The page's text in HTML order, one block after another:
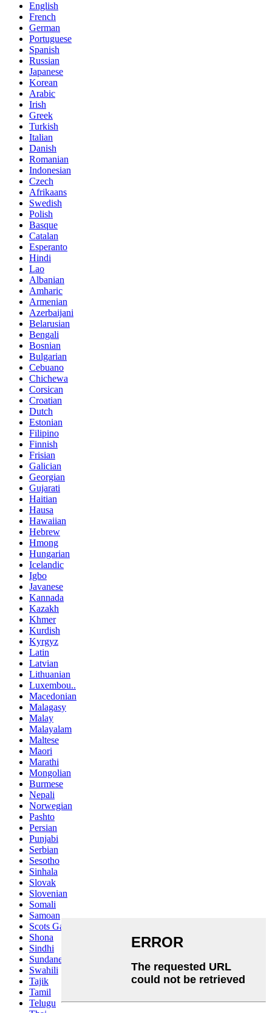
English
French
German
Portuguese
Spanish
Russian
Japanese
Korean
Arabic
Irish
Greek
Turkish
Italian
Danish
Romanian
Indonesian
Czech
Afrikaans
Swedish
Polish
Basque
Catalan
Esperanto
Hindi
Lao
Albanian
Amharic
Armenian
Azerbaijani
Belarusian
Bengali
Bosnian
Bulgarian
Cebuano
Chichewa
Corsican
Croatian
Dutch
Estonian
Filipino
Finnish
Frisian
Galician
Georgian
Gujarati
Haitian
Hausa
Hawaiian
Hebrew
Hmong
Hungarian
Icelandic
Igbo
Javanese
Kannada
Kazakh
Khmer
Kurdish
Kyrgyz
Latin
Latvian
Lithuanian
Luxembou..
Macedonian
Malagasy
Malay
Malayalam
Maltese
Maori
Marathi
Mongolian
Burmese
Nepali
Norwegian
Pashto
Persian
Punjabi
Serbian
Sesotho
Sinhala
Slovak
Slovenian
Somali
Samoan
Scots Gaelic
Shona
Sindhi
Sundanese
Swahili
Tajik
Tamil
Telugu